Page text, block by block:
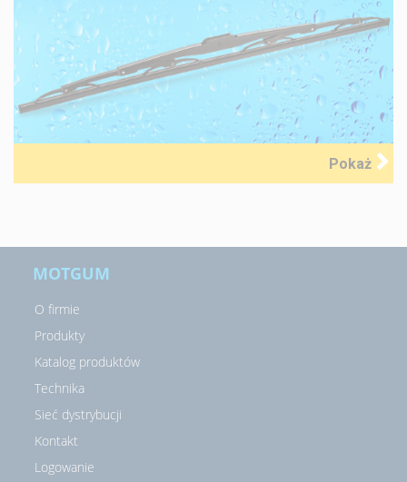
Pokaż
MOTGUM
O firmie
Produkty
Katalog produktów
Technika
Sieć dystrybucji
Kontakt
Logowanie